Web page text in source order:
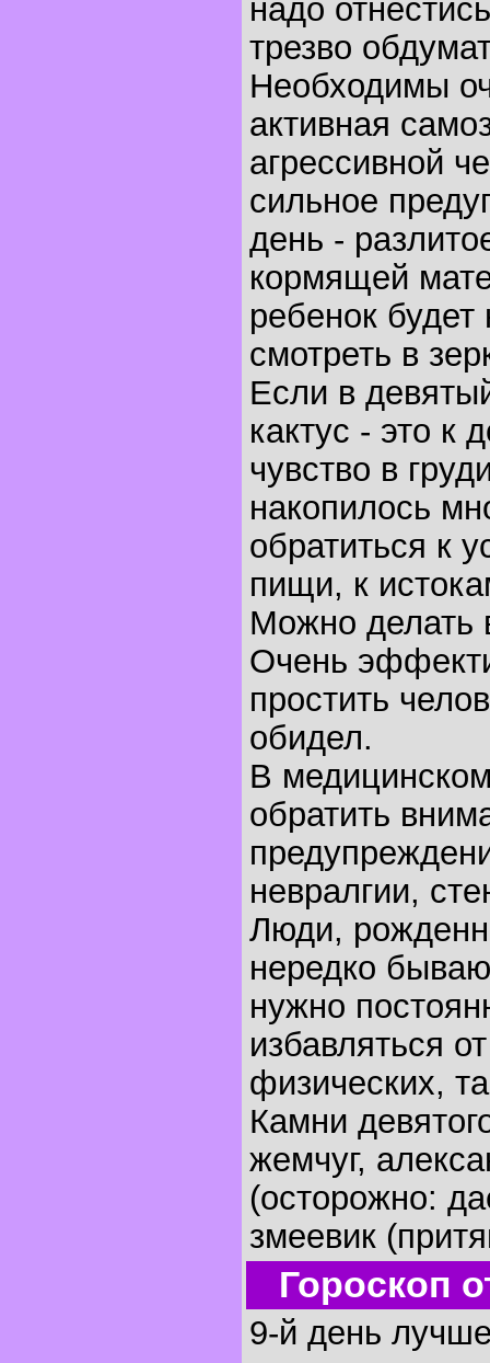
надо
трезво
Необходимы
активная
агрессивной
сильное
день -
кормящей
ребенок
смотреть в
Если в
кактус - это к
чувство в
накопилось
обратиться к
пищи, к
Можно делать
Очень
простить
обидел.
В
обратить
невралгии,
Люди,
нередко
нужно
избавляться
физических,
Камни
жемчуг,
(осторожно:
змеевик
Гороскоп
9-й день